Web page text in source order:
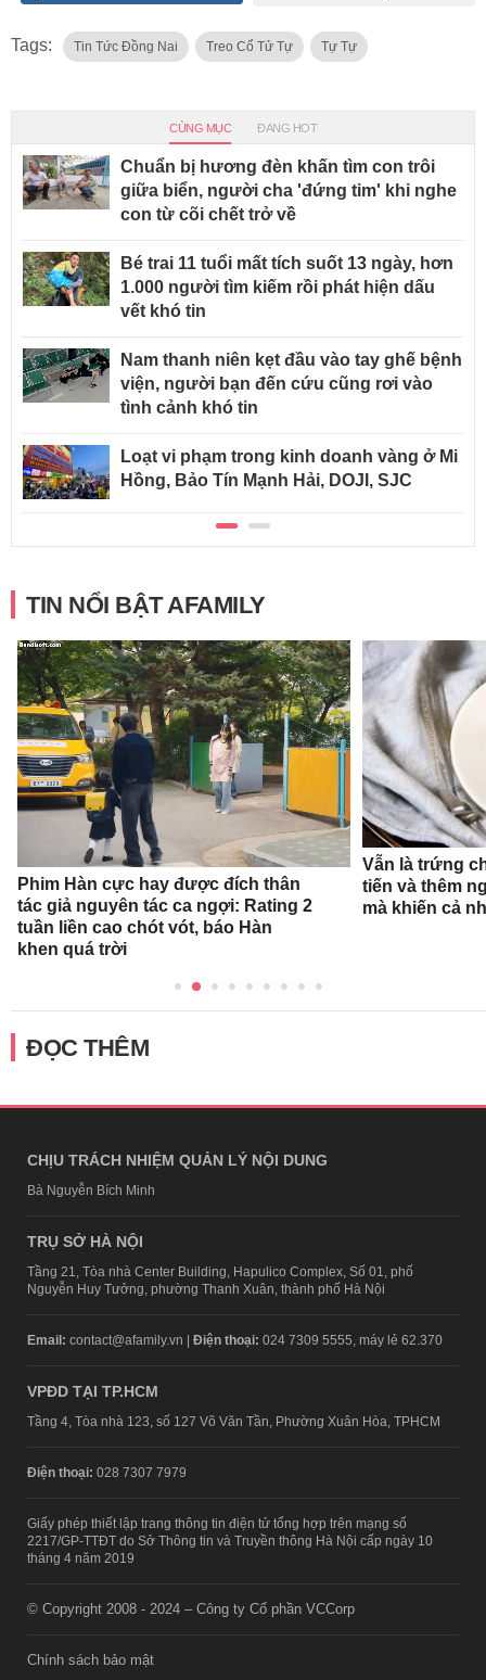
Tags: Tin Tức Đồng Nai Treo Cổ Tử Tự Tự Tự
CÙNG MỤC ĐANG HOT
Chuẩn bị hương đèn khấn tìm con trôi
giữa biển, người cha 'đứng tim' khi nghe
con từ cõi chết trở về
Bé trai 11 tuổi mất tích suốt 13 ngày, hơn
1.000 người tìm kiếm rồi phát hiện dấu
vết khó tin
Nam thanh niên kẹt đầu vào tay ghế bệnh
viện, người bạn đến cứu cũng rơi vào
tình cảnh khó tin
Loạt vi phạm trong kinh doanh vàng ở Mi
Hồng, Bảo Tín Mạnh Hải, DOJI, SJC
TIN NỔI BẬT AFAMILY
Phim Hàn cực hay được đích thân
tác giả nguyên tác ca ngợi: Rating 2
tuần liền cao chót vót, báo Hàn
khen quá trời
Vẫn là trứng
tiến và thêm
mà khiến cả
ĐỌC THÊM
CHỊU TRÁCH NHIỆM QUẢN LÝ NỘI DUNG
Bà Nguyễn Bích Minh
TRỤ SỞ HÀ NỘI
Tầng 21, Tòa nhà Center Building, Hapulico Complex, Số 01, phố
Nguyễn Huy Tưởng, phường Thanh Xuân, thành phố Hà Nội
Email: contact@afamily.vn | Điện thoại: 024 7309 5555, máy lẻ 62.370
VPĐD TẠI TP.HCM
Tầng 4, Tòa nhà 123, số 127 Võ Văn Tần, Phường Xuân Hòa, TPHCM
Điện thoại: 028 7307 7979
Giấy phép thiết lập trang thông tin điện tử tổng hợp trên mạng số
2217/GP-TTĐT do Sở Thông tin và Truyền thông Hà Nội cấp ngày 10
tháng 4 năm 2019
© Copyright 2008 - 2024 – Công ty Cổ phần VCCorp
Chính sách bảo mật